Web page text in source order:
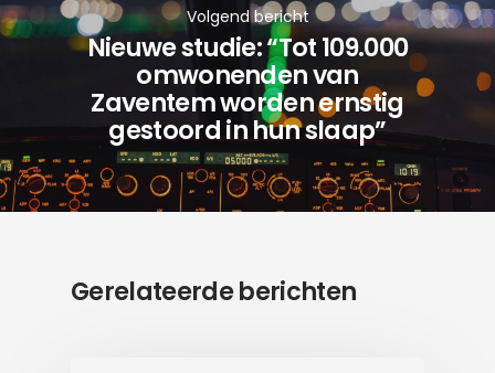
Volgend bericht
Nieuwe studie: “Tot 109.000
omwonenden van
Zaventem worden ernstig
gestoord in hun slaap”
Gerelateerde berichten